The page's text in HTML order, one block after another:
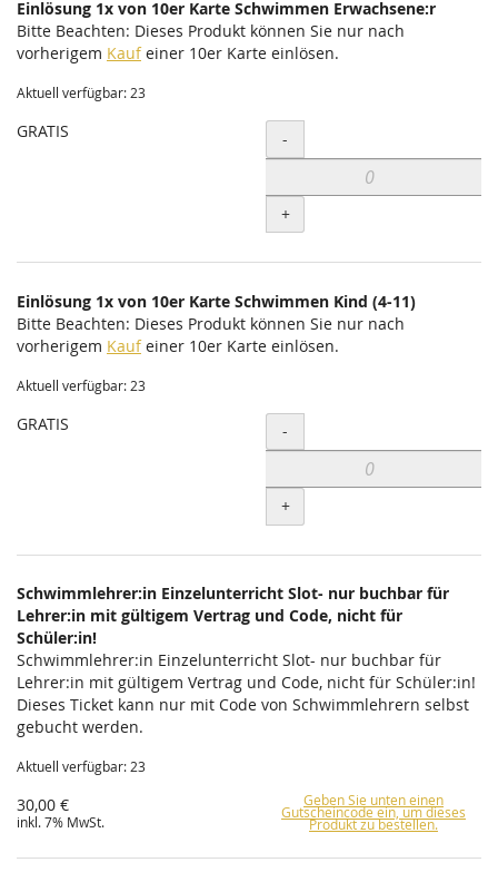
Einlösung 1x von 10er Karte Schwimmen Erwachsene:r
Bitte Beachten: Dieses Produkt können Sie nur nach
vorherigem Kaufeiner 10er Karte einlösen.
Aktuell verfügbar: 23
GRATIS Menge
-
+
Einlösung 1x von 10er Karte Schwimmen Kind (4-11)
Bitte Beachten: Dieses Produkt können Sie nur nach
vorherigem Kaufeiner 10er Karte einlösen.
Aktuell verfügbar: 23
GRATIS Menge
-
+
Schwimmlehrer:in Einzelunterricht Slot- nur buchbar für
Lehrer:in mit gültigem Vertrag und Code, nicht für
Schüler:in!
Schwimmlehrer:in Einzelunterricht Slot- nur buchbar für
Lehrer:in mit gültigem Vertrag und Code, nicht für Schüler:in!
Dieses Ticket kann nur mit Code von Schwimmlehrern selbst
gebucht werden.
Aktuell verfügbar: 23
30,00 €
inkl. 7% MwSt.
Geben Sie unten einen
Gutscheincode ein, um dieses
Produkt zu bestellen.